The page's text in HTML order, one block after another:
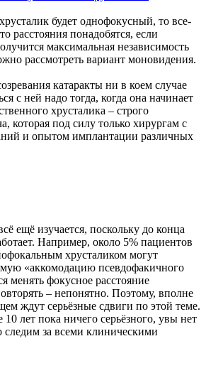
будет однофокусный, то все-
расстояния понадобятся, если
максимальная независимость
рассмотреть вариант моновидения.
катаракты ни в коем случае
с ней надо тогда, когда она начинает
хрусталика – строго
которая под силу только хирургам с
и опытом имплантации различных
ещё изучается, поскольку до конца
Например, около 5% пациентов
хрусталиком могут
«аккомодацию псевдофакичного
менять фокусное расстояние
– непонятно. Поэтому, вполне
ждут серьёзные сдвиги по этой теме.
лет пока ничего серьёзного, увы нет
за всеми клиническими